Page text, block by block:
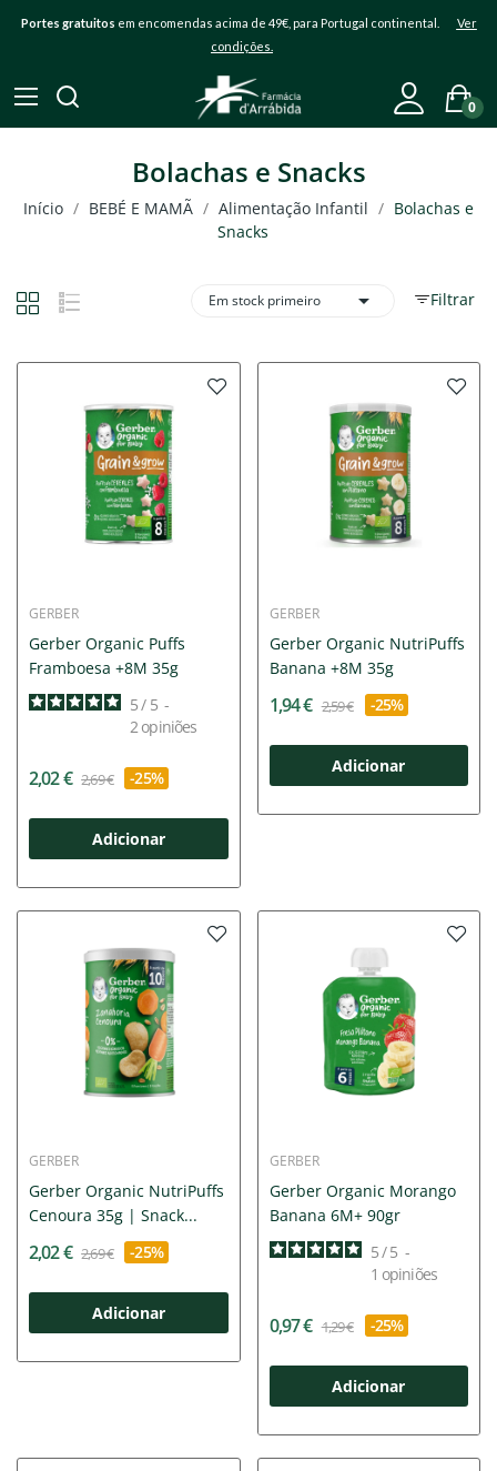
Portes gratuitos em encomendas acima de 49€, para Portugal continental. Ver
condições.
0
Bolachas e Snacks
Início BEBÉ E MAMÃ Alimentação Infantil
Bolachas e
Snacks
Filtrar
Em stock primeiro 
GERBER
Gerber Organic Puffs
Framboesa +8M 35g
5/ 5 -
2 opiniões
2,02 € 2,69 € -25%
Adicionar
GERBER
Gerber Organic NutriPuffs
Banana +8M 35g
1,94 € 2,59 € -25%
Adicionar
GERBER
Gerber Organic NutriPuffs
Cenoura 35g | Snack...
2,02 € 2,69 € -25%
Adicionar
GERBER
Gerber Organic Morango
Banana 6M+ 90gr
5/ 5 -
1 opiniões
0,97 € 1,29 € -25%
Adicionar